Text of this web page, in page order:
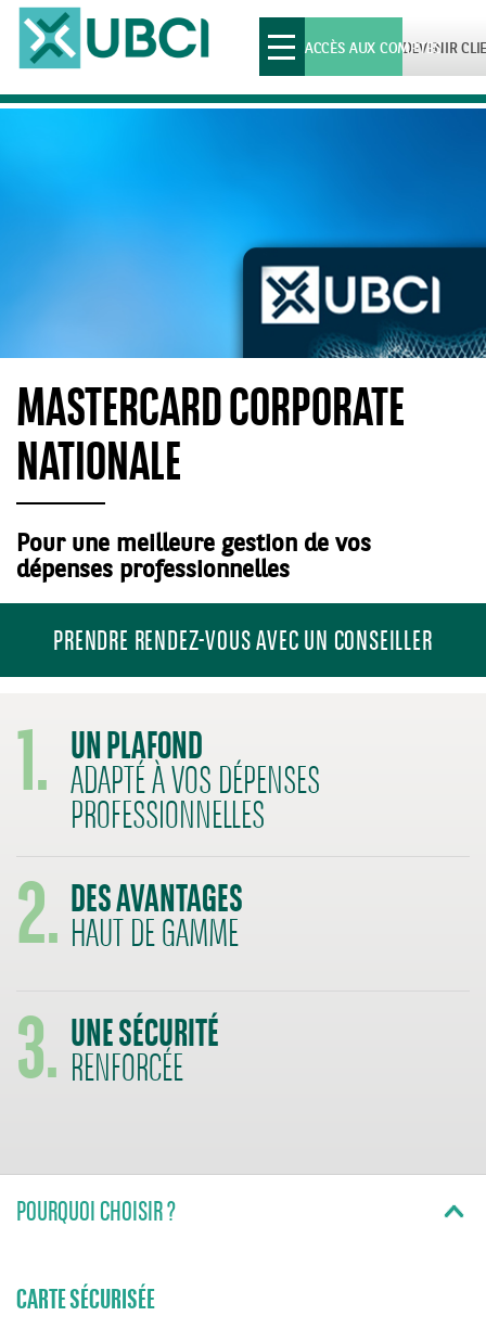
Toggle
navigationDEVENIR
ACCÈS AUX COMPTES
MASTERCARD CORPORATE
NATIONALE
Pour une meilleure gestion de vos
dépenses professionnelles
PRENDRE RENDEZ-VOUS AVEC UN CONSEILLER
1. UN PLAFOND
ADAPTÉ À VOS DÉPENSES
PROFESSIONNELLES
2.DES AVANTAGES
HAUT DE GAMME
3.UNE SÉCURITÉ
RENFORCÉE
POURQUOI CHOISIR ?
CARTE SÉCURISÉE